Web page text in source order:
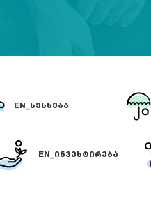
EN_ᲡᲔᲡᲮᲔᲑᲐ
EN_ᲘᲜᲕᲔᲡᲢᲘᲠᲔᲑᲐ